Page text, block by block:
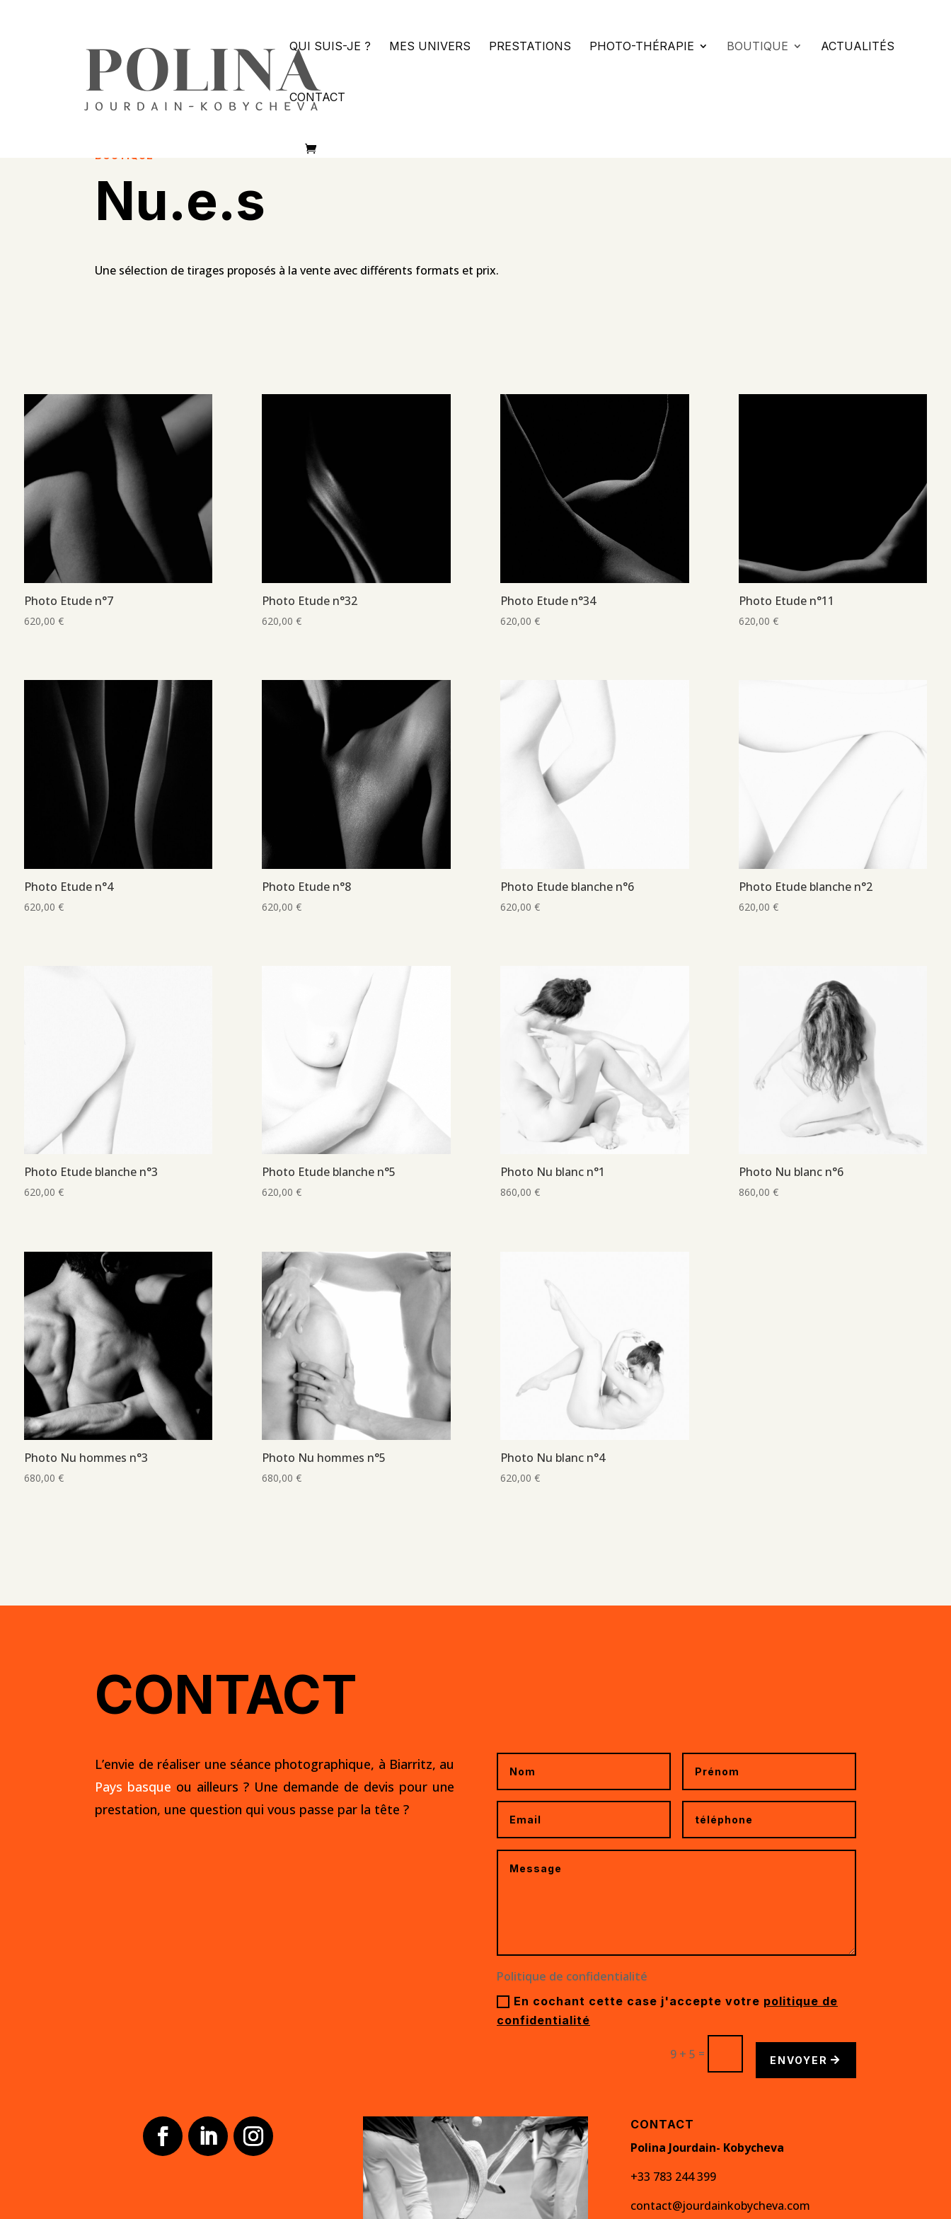
QUI SUIS-JE ? MES UNIVERS PRESTATIONS PHOTO-THÉRAPIE BOUTIQUE ACTUALITÉS
CONTACT
BOUTIQUE
Nu.e.s
Une sélection de tirages proposés à la vente avec différents formats et prix.
Photo Etude n°7
620,00 €
Photo Etude n°32
620,00€
Photo Etude n°34
620,00€
Photo Etude n°11
620,00 €
Photo Etude n°4
620,00 €
Photo Etude n°8
620,00€
Photo Etude blanche n°6
620,00€
Photo Etude blanche n°2
620,00 €
Photo Etude blanche n°3
620,00 €
Photo Etude blanche n°5
620,00€
Photo Nu blanc n°1
860,00€
Photo Nu blanc n°6
860,00 €
Photo Nu hommes n°3
680,00 €
Photo Nu hommes n°5
680,00€
Photo Nu blanc n°4
620,00€
CONTACT
L’envie de réaliser une séance photographique, à Biarritz, au
Pays basque ou ailleurs ? Une demande de devis pour une
prestation, une question qui vous passe par la tête ?
Politique de confidentialité
En cochant cette case j'accepte votre politique de
confidentialité
9 + 5 = ENVOYER
CONTACT
Polina Jourdain- Kobycheva
+33 783 244 399
contact@jourdainkobycheva.com